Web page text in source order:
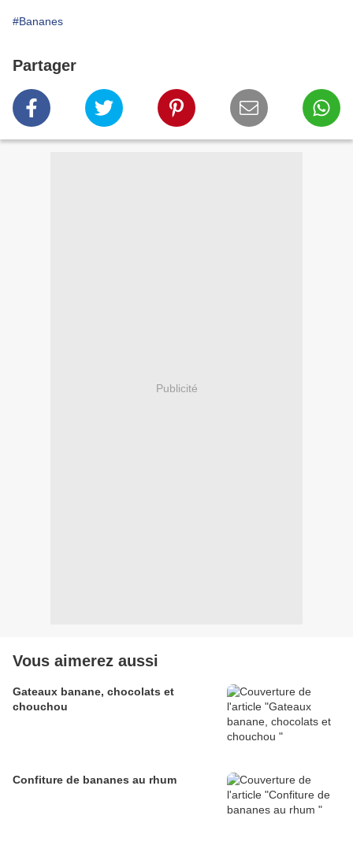
#Bananes
Partager
Publicité
Vous aimerez aussi
Gateaux banane, chocolats et
chouchou
Confiture de bananes au rhum